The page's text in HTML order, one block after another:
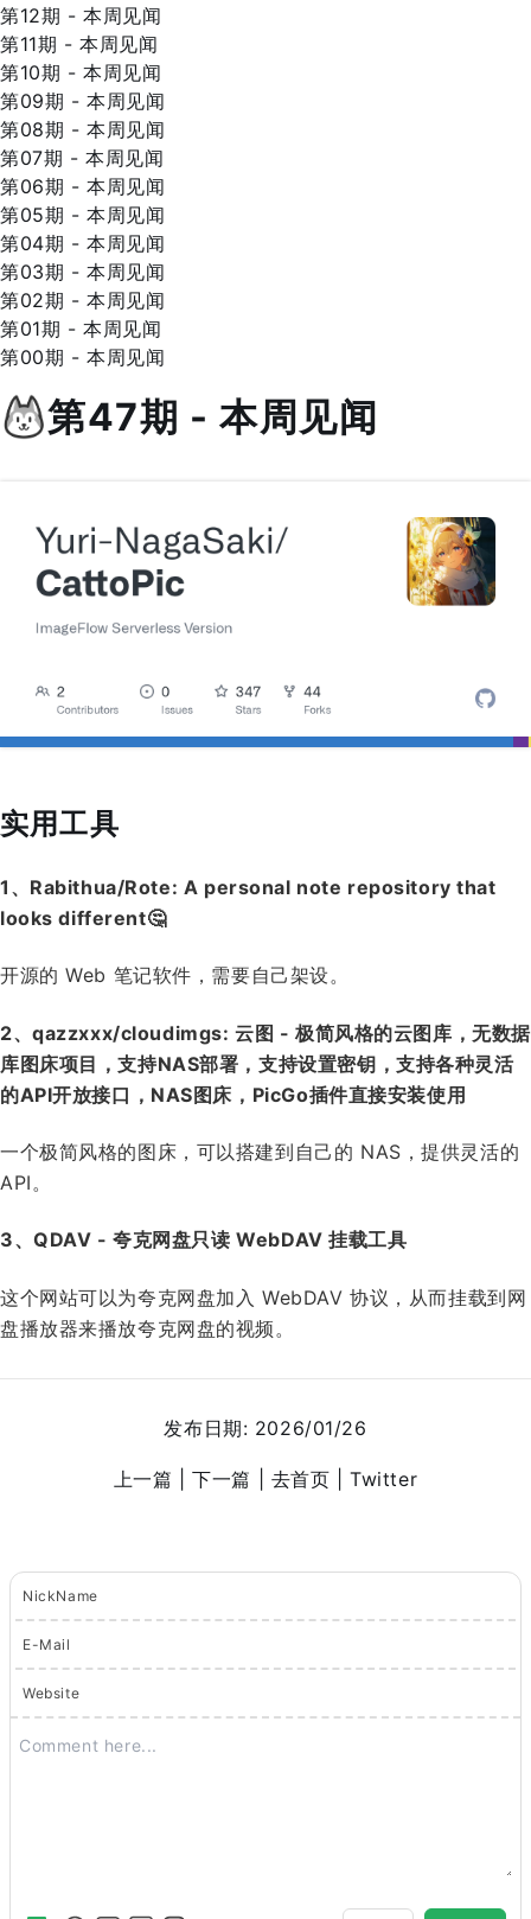
第12期 - 本周见闻
第11期 - 本周见闻
第10期 - 本周见闻
第09期 - 本周见闻
第08期 - 本周见闻
第07期 - 本周见闻
第06期 - 本周见闻
第05期 - 本周见闻
第04期 - 本周见闻
第03期 - 本周见闻
第02期 - 本周见闻
第01期 - 本周见闻
第00期 - 本周见闻
第47期 - 本周见闻
实用工具
1、Rabithua/Rote: A personal note repository that
looks different🤔
开源的 Web 笔记软件，需要自己架设。
2、qazzxxx/cloudimgs: 云图 - 极简风格的云图库，无数据
库图床项目，支持NAS部署，支持设置密钥，支持各种灵活
的API开放接口，NAS图床，PicGo插件直接安装使用
一个极简风格的图床，可以搭建到自己的 NAS，提供灵活的
API。
3、QDAV - 夸克网盘只读 WebDAV 挂载工具
这个网站可以为夸克网盘加入 WebDAV 协议，从而挂载到网
盘播放器来播放夸克网盘的视频。
发布日期: 2026/01/26
上一篇 | 下一篇 | 去首页 | Twitter
NickName
E-Mail
Website